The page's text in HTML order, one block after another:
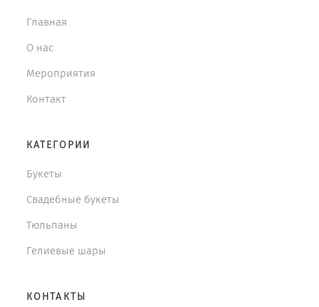
Главная
О нас
Мероприятия
Контакт
КАТЕГОРИИ
Букеты
Свадебные букеты
Тюльпаны
Гелиевые шары
КОНТАКТЫ